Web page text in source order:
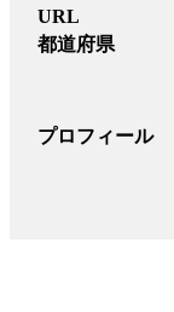
URL
都道府県
プロフィール